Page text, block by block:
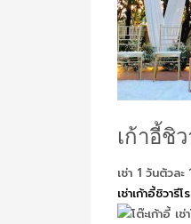
เก้าอี้ชิ
เช่า 1 วันตัวล
เช่าเก้าอี้ชิวารีโ